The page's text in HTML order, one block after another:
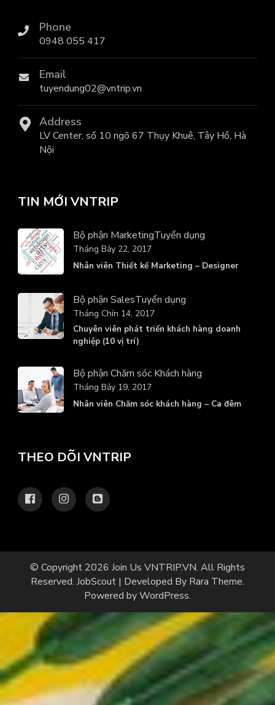
Phone
0948 055 417
Email
tuyendung02@vntrip.vn
Address
LV Center, số 10 ngõ 67 Thụy Khuê, Tây Hồ, Hà
Nội
TIN MỚI VNTRIP
Bộ phận MarketingTuyển dụng
Nhân viên Thiết kế Marketing – Designer
Tháng Bảy 22, 2017
Bộ phận SalesTuyển dụng
Chuyên viên phát triển khách hàng doanh
nghiệp (10 vị trí)
Tháng Chín 14, 2017
Bộ phận Chăm sóc Khách hàng
Nhân viên Chăm sóc khách hàng – Ca đêm
Tháng Bảy 19, 2017
THEO DÕI VNTRIP
© Copyright 2026 Join Us VNTRIP.VN. All Rights
Reserved. JobScout | Developed By Rara Theme.
Powered byWordPress.